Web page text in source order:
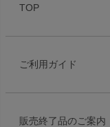
TOP
ご利用ガイド
販売終了品のご案内